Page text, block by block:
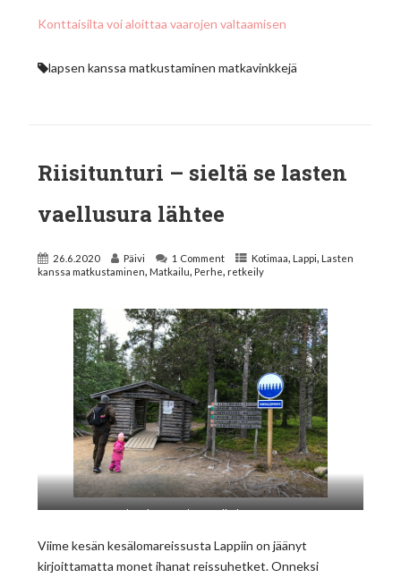
Konttaisilta voi aloittaa vaarojen valtaamisen
lapsen kanssa matkustaminen matkavinkkejä
Riisitunturi – sieltä se lasten
vaellusura lähtee
26.6.2020 Päivi 1 Comment Kotimaa,Lappi,Lasten
kanssa matkustaminen,Matkailu,Perhe,retkeily
Lähtöpisteestä löytyy siistit puuceet.
Viime kesän kesälomareissusta Lappiin on jäänyt
kirjoittamatta monet ihanat reissuhetket. Onneksi